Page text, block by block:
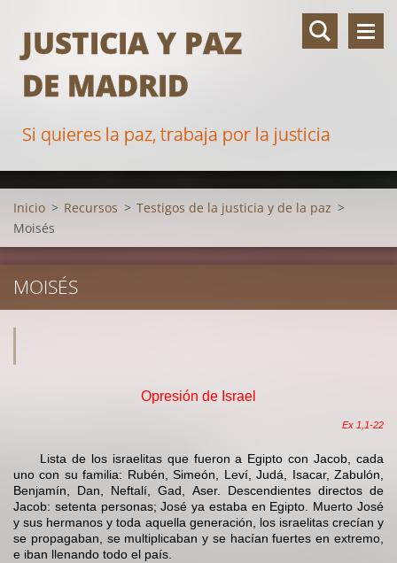
JUSTICIA Y PAZ
DE MADRID
Si quieres la paz, trabaja por la justicia
Inicio > Recursos > Testigos de la justicia y de la paz >
Moisés
MOISÉS
Opresión de Israel
Ex 1,1-22
Lista de los israelitas que fueron a Egipto con Jacob, cada
uno con su familia: Rubén, Simeón, Leví, Judá, Isacar, Zabulón,
Benjamín, Dan, Neftalí, Gad, Aser. Descendientes directos de
Jacob: setenta personas; José ya estaba en Egipto. Muerto José
y sus hermanos y toda aquella generación, los israelitas crecían y
se propagaban, se multiplicaban y se hacían fuertes en extremo,
e iban llenando todo el país.